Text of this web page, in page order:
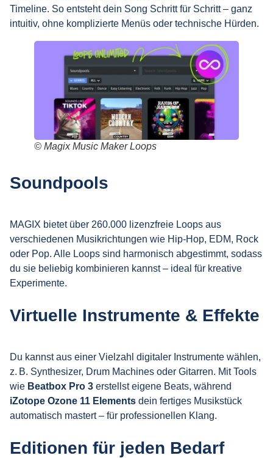
Timeline. So entsteht dein Song Schritt für Schritt – ganz
intuitiv, ohne komplizierte Menüs oder technische Hürden.
© Magix Music Maker Loops
Soundpools
MAGIX bietet über 260.000 lizenzfreie Loops aus
verschiedenen Musikrichtungen wie Hip-Hop, EDM, Rock
oder Pop. Alle Loops sind harmonisch abgestimmt, sodass
du sie beliebig kombinieren kannst – ideal für kreative
Experimente.
Virtuelle Instrumente & Effekte
Du kannst aus einer Vielzahl digitaler Instrumente wählen,
z. B. Synthesizer, Drum Machines oder Gitarren. Mit Tools
wie Beatbox Pro 3 erstellst eigene Beats, während
iZotope Ozone 11 Elements dein fertiges Musikstück
automatisch mastert – für professionellen Klang.
Editionen für jeden Bedarf